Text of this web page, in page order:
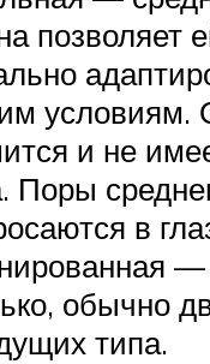
позволяет
условиям.
и не
Поры
в
—
обычно
типа.